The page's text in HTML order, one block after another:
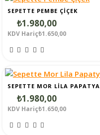
SEPETTE PEMBE ÇIÇEK
₺1.980,00
KDV Hariç₺1.650,00
SEPETTE MOR LILA PAPATYA
₺1.980,00
KDV Hariç₺1.650,00